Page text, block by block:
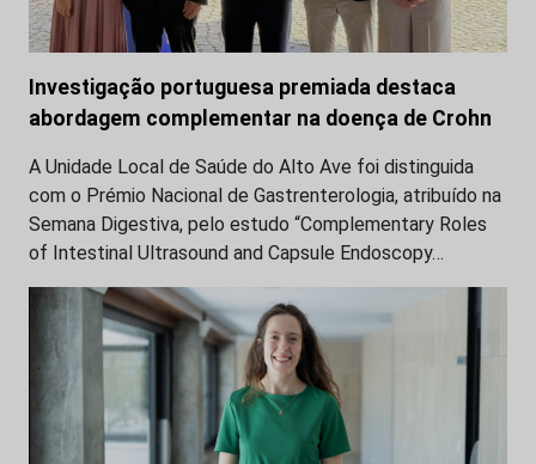
Investigação portuguesa premiada destaca
abordagem complementar na doença de Crohn
A Unidade Local de Saúde do Alto Ave foi distinguida
com o Prémio Nacional de Gastrenterologia, atribuído na
Semana Digestiva, pelo estudo “Complementary Roles
of Intestinal Ultrasound and Capsule Endoscopy…